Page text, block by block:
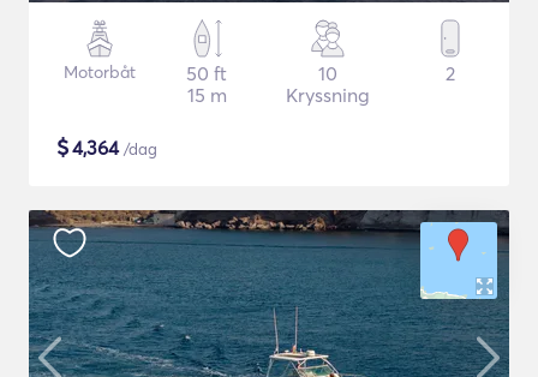
Motorbåt
50 ft
15 m
10
Kryssning
2
$4,364/dag